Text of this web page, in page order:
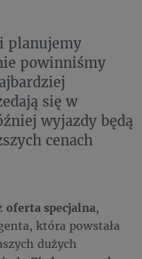
planujemy
powinniśmy
się w
wyjazdy będą
cenach
oferta specjalna,
która powstała
dużych